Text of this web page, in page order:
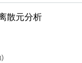
散元分析
)